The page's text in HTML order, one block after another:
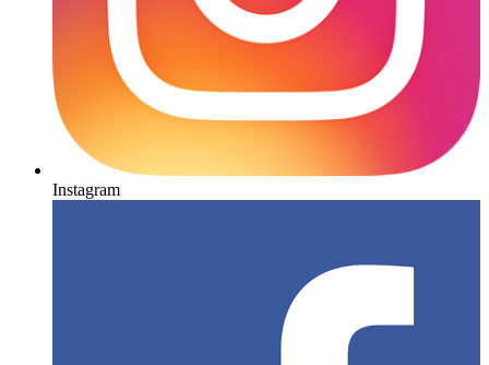
Instagram